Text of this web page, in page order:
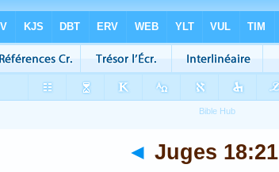
◄ Juges 18:21